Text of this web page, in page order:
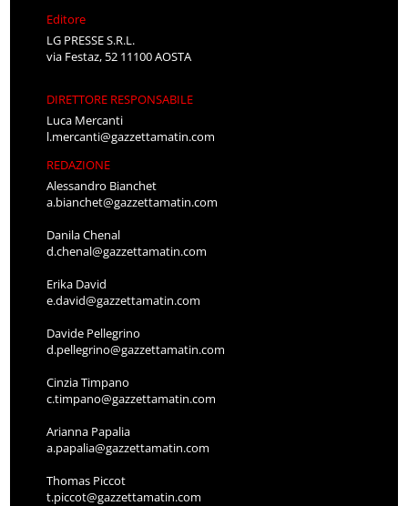
Editore
LG PRESSE S.R.L.
via Festaz, 52 11100 AOSTA
DIRETTORE RESPONSABILE
Luca Mercanti
l.mercanti@gazzettamatin.com
REDAZIONE
Alessandro Bianchet
a.bianchet@gazzettamatin.com
Danila Chenal
d.chenal@gazzettamatin.com
Erika David
e.david@gazzettamatin.com
Davide Pellegrino
d.pellegrino@gazzettamatin.com
Cinzia Timpano
c.timpano@gazzettamatin.com
Arianna Papalia
a.papalia@gazzettamatin.com
Thomas Piccot
t.piccot@gazzettamatin.com